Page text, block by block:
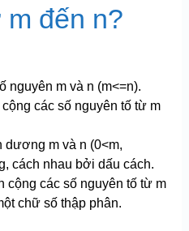
đến n?
nguyên m và n (m<=n).
các số nguyên tố từ m
dương m và n (0<m,
cách nhau bởi dấu cách.
cộng các số nguyên tố từ m
chữ số thập phân.